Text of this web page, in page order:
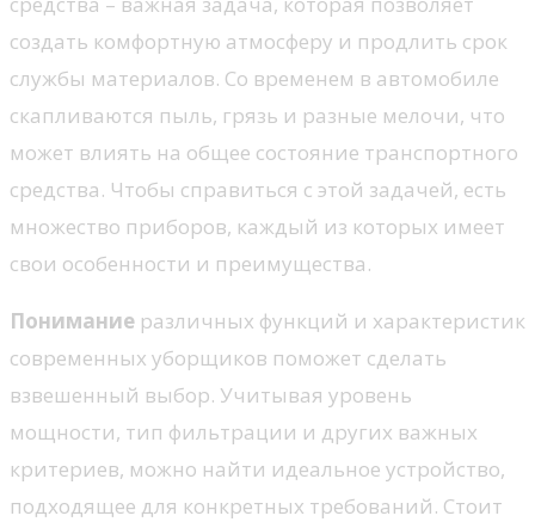
создать комфортную атмосферу и продлить срок
службы материалов. Со временем в автомобиле
скапливаются пыль, грязь и разные мелочи, что
может влиять на общее состояние транспортного
средства. Чтобы справиться с этой задачей, есть
множество приборов, каждый из которых имеет
свои особенности и преимущества.
Понимание различных функций и характеристик
современных уборщиков поможет сделать
взвешенный выбор. Учитывая уровень
мощности, тип фильтрации и других важных
критериев, можно найти идеальное устройство,
подходящее для конкретных требований. Стоит